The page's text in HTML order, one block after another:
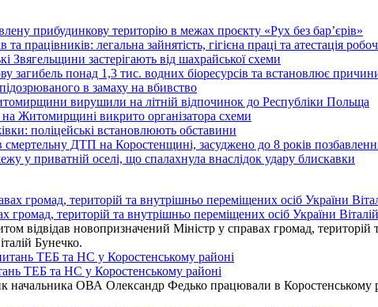
прибудинкову територію в межах проєкту «Рух без бар’єрів»
працівників: легальна зайнятість, гігієна праці та атестація
Звягельщини застерігають від шахрайської схеми
загибель понад 1,3 тис. водних біоресурсів та встановлює
в замаху на вбивство
вирушили на літній відпочинок до Республіки Польща
Житомирщині викрито організатора схеми
поліцейські встановлюють обставини
ДТП на Коростенщині, засуджено до 8 років
у приватній оселі, що спалахнула внаслідок удару блискавки
територій та внутрішньо переміщених осіб України Віталій
відвідав новопризначений Міністр у справах громад, територій
Бунечко.
ТЕБ та НС у Коростенському районі
ОВА Олександр Федько працювали в Коростенському